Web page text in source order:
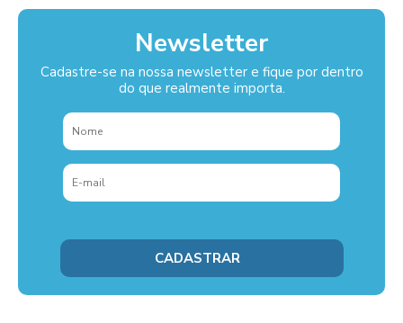
Newsletter
Cadastre-se na nossa newsletter e fique por dentro
do que realmente importa.